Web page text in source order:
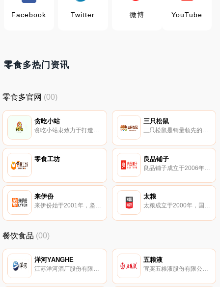
Facebook Twitter 微博 YouTube
零食多热门资讯
零食多官网 (00)
贪吃小站
贪吃小站隶致力于打造休闲食品的精致化、生活化。贪吃小站主要经营休闲食品的开发和销售。包括鱼制品、肉制品、炒货、蜜饯、地方特产、进口食品，种类齐全、口味出众、老少皆宜。
三只松鼠
三只松鼠是销量领先的互联网食品品牌，以坚果、干果、茶叶、休闲零食等食品的研发、分装及销售的为主的产业链平台型企业。
零食工坊 良品铺子
来伊份
来伊份始于2001年，坚果炒货知名品牌，大型休闲食品连锁零售企业。
太粮
太粮成立于2000年，国内知名大米品牌，集稻米种植、收购、储运、生产、销售于一体。太粮以优质大米加工为主、颇具规模与知名度的大米经营企业。
餐饮食品 (00)
洋河YANGHE 五粮液